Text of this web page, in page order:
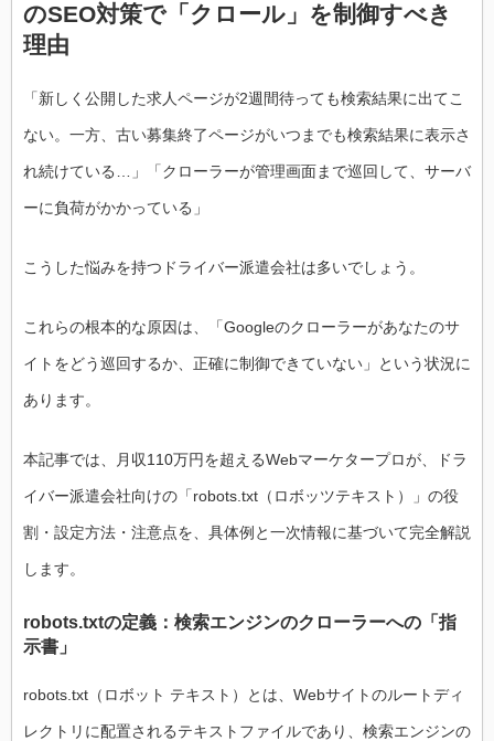
のSEO対策で「クロール」を制御すべき
理由
「新しく公開した求人ページが2週間待っても検索結果に出てこ
ない。一方、古い募集終了ページがいつまでも検索結果に表示さ
れ続けている…」「クローラーが管理画面まで巡回して、サーバ
ーに負荷がかかっている」
こうした悩みを持つドライバー派遣会社は多いでしょう。
これらの根本的な原因は、「Googleのクローラーがあなたのサ
イトをどう巡回するか、正確に制御できていない」という状況に
あります。
本記事では、月収110万円を超えるWebマーケタープロが、ドラ
イバー派遣会社向けの「robots.txt（ロボッツテキスト）」の役
割・設定方法・注意点を、具体例と一次情報に基づいて完全解説
します。
robots.txtの定義：検索エンジンのクローラーへの「指
示書」
robots.txt（ロボット テキスト）とは、Webサイトのルートディ
レクトリに配置されるテキストファイルであり、検索エンジンの